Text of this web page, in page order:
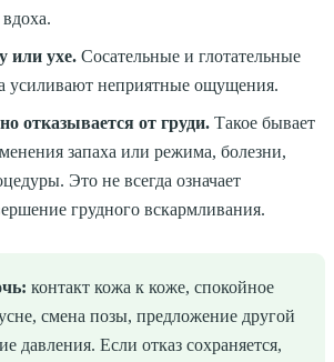
или ухе. Сосательные и глотательные
усиливают неприятные ощущения.
отказывается от груди. Такое бывает
запаха или режима, болезни,
Это не всегда означает
грудного вскармливания.
контакт кожа к коже, спокойное
смена позы, предложение другой
давления. Если отказ сохраняется,